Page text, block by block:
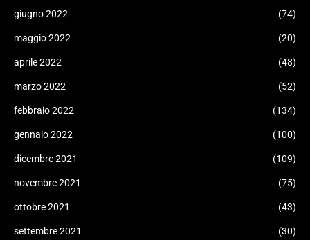
giugno 2022 (74)
maggio 2022 (20)
aprile 2022 (48)
marzo 2022 (52)
febbraio 2022 (134)
gennaio 2022 (100)
dicembre 2021 (109)
novembre 2021 (75)
ottobre 2021 (43)
settembre 2021 (30)